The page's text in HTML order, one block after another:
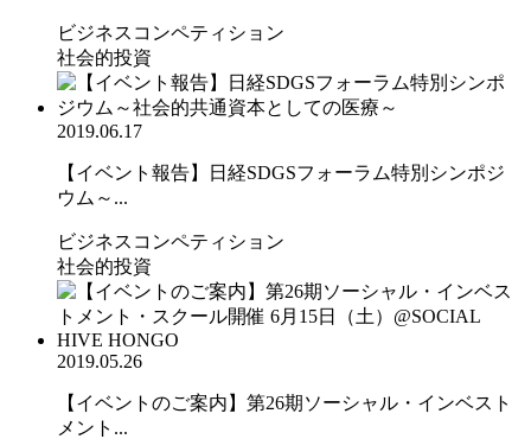
ビジネスコンペティション
社会的投資
2019.06.17
【イベント報告】日経SDGSフォーラム特別シンポジ
ウム～...
ビジネスコンペティション
社会的投資
2019.05.26
【イベントのご案内】第26期ソーシャル・インベスト
メント...